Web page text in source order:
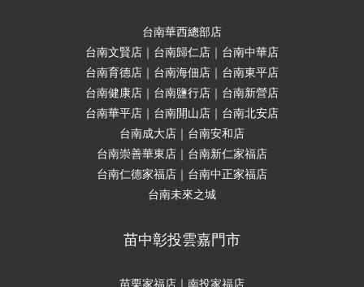
台南華西總部店
台南文賢店｜台南歸仁店｜台南中華店
台南育德店｜台南海佃店｜台南東平店
台南健康店｜台南鹽行店｜台南新營店
台南華平店｜台南開山店｜台南北安店
台南成大店｜台南安和店
台南崇善華東店｜台南新仁家福店
台南仁德家福店｜台南中正家福店
台南未來之城
苗中彰投雲嘉門市
苗栗家福店｜南投家福店